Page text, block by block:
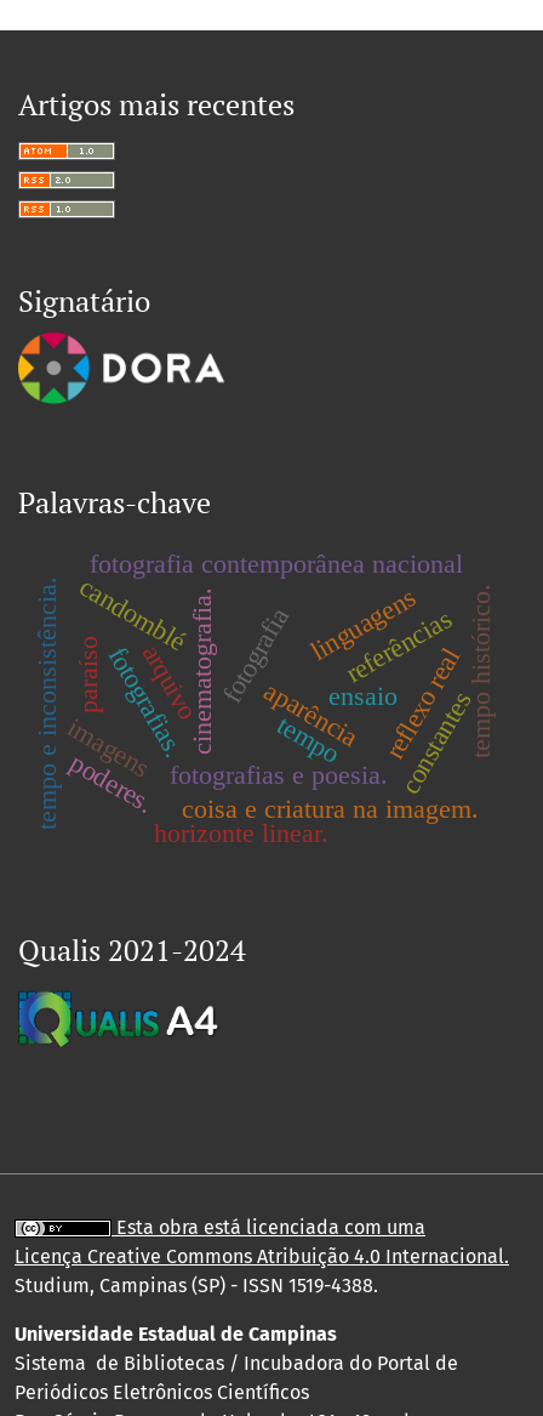
Artigos mais recentes
Signatário
Palavras-chave
linguagens
fotografia
cinematografia.
fotografia contemporânea nacional
ensaio
fotografias e poesia.
aparência
coisa e criatura na imagem.
candomblé
fotografias.
imagens constantes
horizonte linear.
referências
arquivo
paraíso
tempo e inconsistência. reflexo realtempo histórico.
poderes.
tempo
Qualis 2021-2024
Esta obra está licenciada com uma
Licença Creative Commons Atribuição 4.0 Internacional.
Studium, Campinas (SP) - ISSN 1519-4388.
Universidade Estadual de Campinas
Sistema de Bibliotecas / Incubadora do Portal de
Periódicos Eletrônicos Científicos